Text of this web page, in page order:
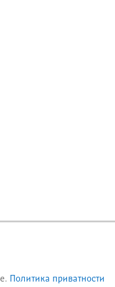
Политика приватности